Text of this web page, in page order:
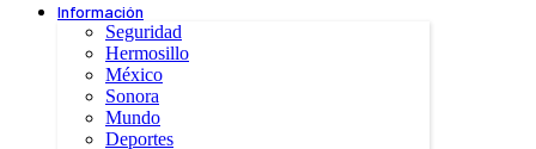
Información
Seguridad
Hermosillo
México
Sonora
Mundo
Deportes